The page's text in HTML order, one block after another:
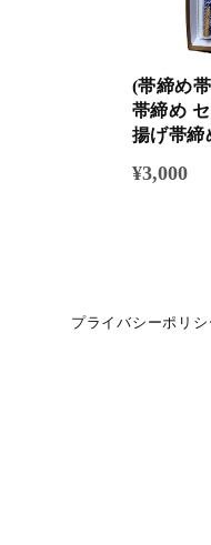
(帯締め
帯締め
揚げ帯締
¥3,000
プライバシーポリシ